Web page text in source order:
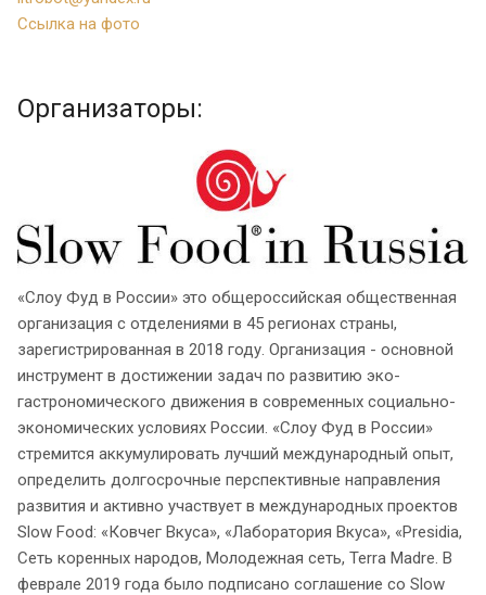
Ссылка на фото
Организаторы:
«Слоу Фуд в России» это общероссийская общественная
организация с отделениями в 45 регионах страны,
зарегистрированная в 2018 году. Организация - основной
инструмент в достижении задач по развитию эко-
гастрономического движения в современных социально-
экономических условиях России. «Слоу Фуд в России»
стремится аккумулировать лучший международный опыт,
определить долгосрочные перспективные направления
развития и активно участвует в международных проектов
Slow Food: «Ковчег Вкуса», «Лаборатория Вкуса», «Presidia,
Cеть коренных народов, Молодежная сеть, Terra Madre. В
феврале 2019 года было подписано соглашение со Slow